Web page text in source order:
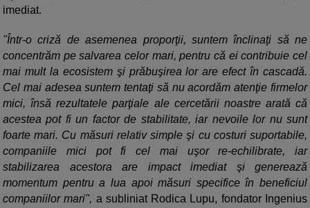
imediat.
"Într-o criză de asemenea proporţii, suntem înclinaţi să ne
concentrăm pe salvarea celor mari, pentru că ei contribuie cel
mai mult la ecosistem şi prăbuşirea lor are efect în cascadă.
Cel mai adesea suntem tentaţi să nu acordăm atenţie firmelor
mici, însă rezultatele parţiale ale cercetării noastre arată că
acestea pot fi un factor de stabilitate, iar nevoile lor nu sunt
foarte mari. Cu măsuri relativ simple şi cu costuri suportabile,
companiile mici pot fi cel mai uşor re-echilibrate, iar
stabilizarea acestora are impact imediat şi generează
momentum pentru a lua apoi măsuri specifice în beneficiul
companiilor mari", a subliniat Rodica Lupu, fondator Ingenius